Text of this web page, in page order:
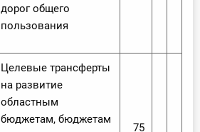
дорог общего
пользования
Целевые трансферты
на развитие
областным
бюджетам, бюджетам
75